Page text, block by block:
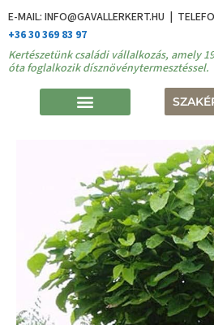
E-MAIL: INFO@GAVALLERKERT.HU |
+36 30 369 83 97
Kertészetünk családi vállalkozás, amely
óta foglalkozik dísznövénytermesztéssel.